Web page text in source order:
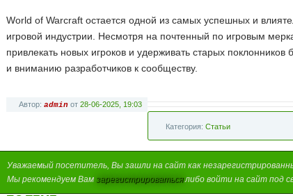
World of Warcraft остается одной из самых успешных и
игровой индустрии. Несмотря на почтенный по игровым
привлекать новых игроков и удерживать старых поклонников
и вниманию разработчиков к сообществу.
Автор: admin от 28-06-2025, 19:03
Категория: Статьи
Уважаемый посетитель, Вы зашли на сайт как
Мы рекомендуем Вам зарегистрироватьсялибо войти на сайт под